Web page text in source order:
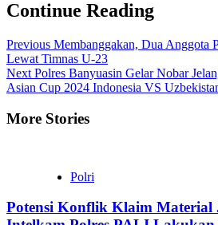
Continue Reading
Previous Membanggakan, Dua Anggota
Lewat Timnas U-23
Next Polres Banyuasin Gelar Nobar
Asian Cup 2024 Indonesia VS
More Stories
Polri
Potensi Konflik Klaim Material